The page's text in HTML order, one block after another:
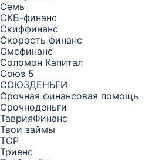
Семь
СКБ-финанс
Скиффинанс
Скорость финанс
Смсфинанс
Соломон Капитал
Союз 5
СОЮЗДЕНЬГИ
Срочная финансовая помощь
Срочноденьги
ТаврияФинанс
Твои займы
ТОР
Триенс